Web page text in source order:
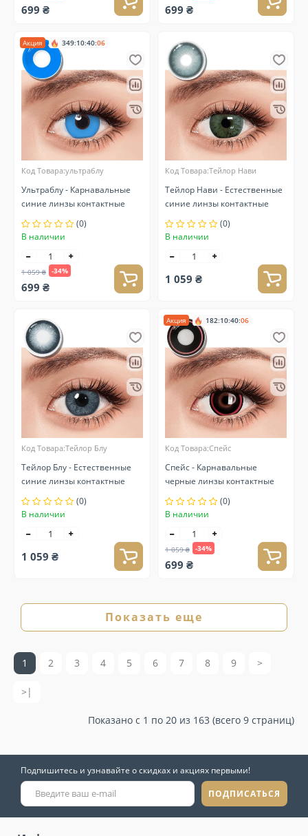
699 ₴ 699 ₴
Акция 349:10:40:05
Код Товара:ультраблу
Ультраблу - Карнавальные
синие линзы контактные
(0)
В наличии
1 059 ₴ -34%
699 ₴
Код Товара:Тейлор Нави
Тейлор Нави - Естественные
синие линзы контактные
(0)
В наличии
1 059 ₴
Код Товара:Тейлор Блу
Тейлор Блу - Естественные
синие линзы контактные
(0)
В наличии
1 059 ₴
Акция 182:10:40:05
Код Товара:Спейс
Спейс - Карнавальные
черные линзы контактные
(0)
В наличии
1 059 ₴ -34%
699 ₴
Показать еще
1 2 3 4 5 6 7 8 9 >
>|
Показано с 1 по 20 из 163 (всего 9 страниц)
Подпишитесь и узнавайте о скидках и акциях первыми!
ПОДПИСАТЬСЯ